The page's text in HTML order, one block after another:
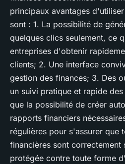
principaux avantages d'utiliser
sont : 1. La possibilité de
quelques clics seulement, ce
entreprises d'obtenir
clients; 2. Une interface
gestion des finances; 3. Des
un suivi pratique et rapide
que la possibilité de créer
rapports financiers
régulières pour s'assurer que
financières sont correctement
protégée contre toute forme